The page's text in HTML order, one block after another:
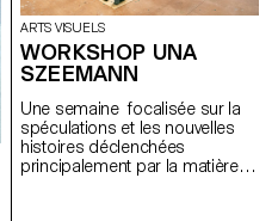
ARTS VISUELS
WORKSHOP UNA
SZEEMANN
Une semaine focalisée sur la
spéculations et les nouvelles
histoires déclenchées
principalement par la matière